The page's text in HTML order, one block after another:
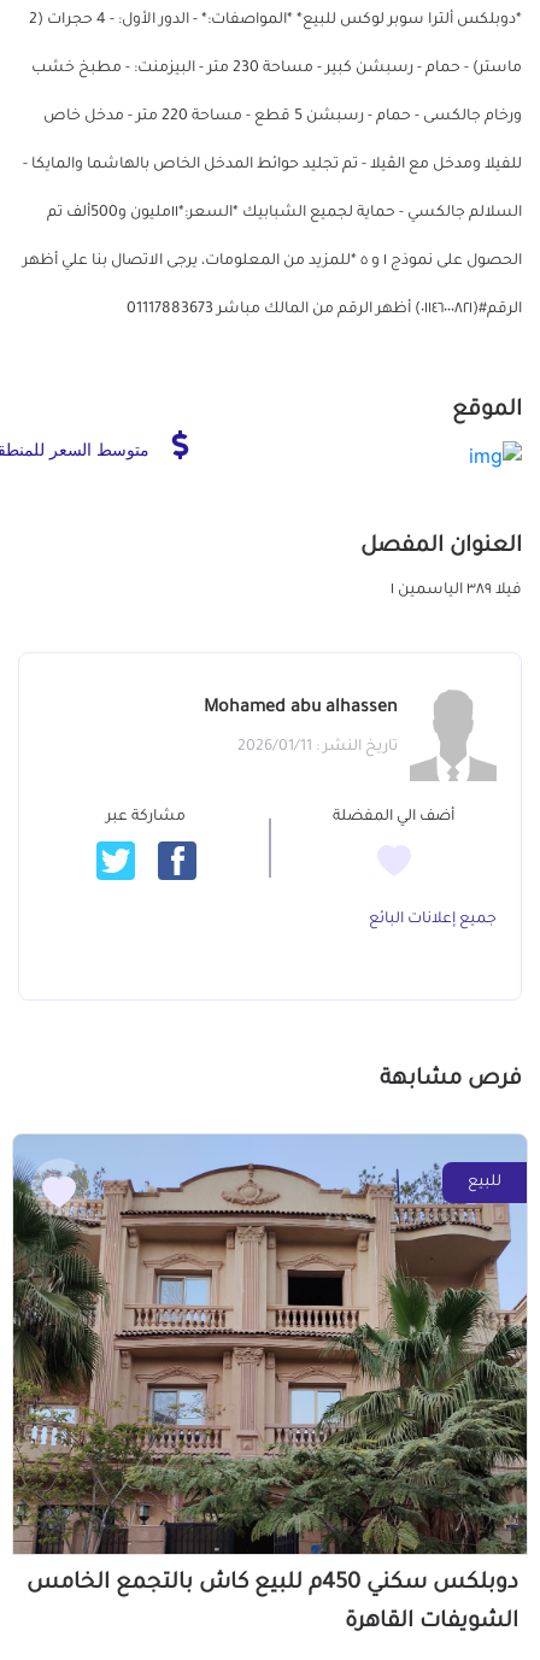
*دوبلكس ألترا سوبر لوكس للبيع* *المواصفات:* - الدور الأول: - 4 حجرات (2
ماستر) - حمام - رسبشن كبير - مساحة 230 متر - البيزمنت: - مطبخ خشب
ورخام جالكسى - حمام - رسبشن 5 قطع - مساحة 220 متر - مدخل خاص
للفيلا ومدخل مع الڤيلا - تم تجليد حوائط المدخل الخاص بالهاشما والمايكا -
السلالم جالكسي - حماية لجميع الشبابيك *السعر:*١١مليون و500ألف تم
الحصول على نموذج ١ و ٥ *للمزيد من المعلومات، يرجى الاتصال بنا علي أظهر
الرقم#(٠١١٤٦٠٠٠٨٢١) أظهر الرقم من المالك مباشر 01117883673
الموقع
متوسط السعر
العنوان المفصل
فيلا ٣٨٩ الياسمين ١
Mohamed abu alhassen
تاريخ النشر : 2026/01/11
أضف الي المفضلة مشاركة عبر
جميع إعلانات البائع
فرص مشابهة
للبيع
دوبلكس سكني 450م للبيع كاش بالتجمع الخامس
الشويفات القاهرة